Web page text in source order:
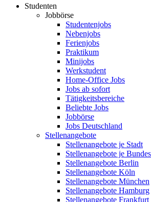
Studenten
Jobbörse
Studentenjobs
Nebenjobs
Ferienjobs
Praktikum
Minijobs
Werkstudent
Home-Office Jobs
Jobs ab sofort
Tätigkeitsbereiche
Beliebte Jobs
Jobbörse
Jobs Deutschland
Stellenangebote
Stellenangebote je Stadt
Stellenangebote je
Stellenangebote Berlin
Stellenangebote Köln
Stellenangebote München
Stellenangebote Hamburg
Stellenangebote Frankfurt